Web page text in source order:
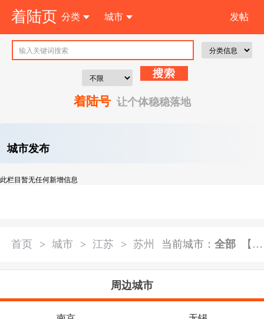
着陆页 分类 城市 发帖
注 册
着陆号让个体稳稳落地
城市发布
此栏目暂无任何新增信息
首页 > 城市 > 江苏 > 苏州 当前城市： 全部【
周边城市